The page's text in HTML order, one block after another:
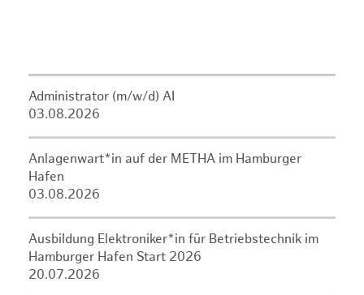
Administrator (m/w/d) AI
03.08.2026
Anlagenwart*in auf der METHA im Hamburger
Hafen
03.08.2026
Ausbildung Elektroniker*in für Betriebstechnik im
Hamburger Hafen Start 2026
20.07.2026